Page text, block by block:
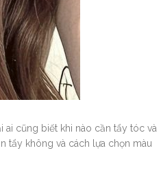
ai cũng biết khi nào cần tẩy tóc và
tẩy không và cách lựa chọn màu